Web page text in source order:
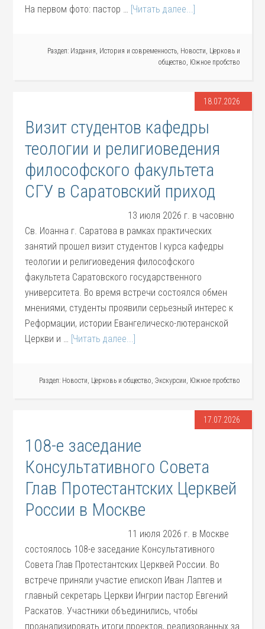
На первом фото: пастор … [Читать далее...]
Раздел: Издания, История и современность, Новости, Церковь и
общество, Южное пробство
18.07.2026
Визит студентов кафедры
теологии и религиоведения
философского факультета
СГУ в Саратовский приход
13 июля 2026 г. в часовню
Св. Иоанна г. Саратова в рамках практических
занятий прошел визит студентов I курса кафедры
теологии и религиоведения философского
факультета Саратовского государственного
университета. Во время встречи состоялся обмен
мнениями, студенты проявили серьезный интерес к
Реформации, истории Евангелическо-лютеранской
Церкви и … [Читать далее...]
Раздел: Новости, Церковь и общество, Экскурсии, Южное пробство
17.07.2026
108-е заседание
Консультативного Совета
Глав Протестантских Церквей
России в Москве
11 июля 2026 г. в Москве
состоялось 108-е заседание Консультативного
Совета Глав Протестантских Церквей России. Во
встрече приняли участие епископ Иван Лаптев и
главный секретарь Церкви Ингрии пастор Евгений
Раскатов. Участники объединились, чтобы
проанализировать итоги проектов, реализованных за